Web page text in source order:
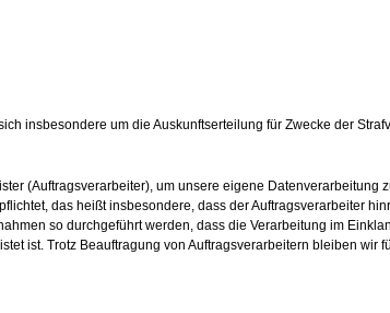
insbesondere um die Auskunftserteilung für Zwecke der
(Auftragsverarbeiter), um unsere eigene Datenverarbeitung
das heißt insbesondere, dass der Auftragsverarbeiter
so durchgeführt werden, dass die Verarbeitung im
ist. Trotz Beauftragung von Auftragsverarbeitern bleiben wir